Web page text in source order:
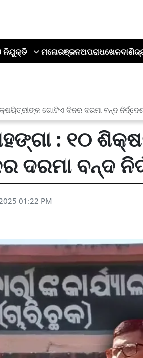
ନିଯୁକ୍ତି ମନୋରଞ୍ଜନଅପରାଧଖେଳ
ଗୋଟିଏ ଦିନର ଦରମା ବନ୍ଦ
: ୧୦
ବନ୍ଦ
01:22 PM